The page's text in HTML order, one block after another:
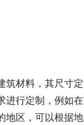
筑材料，其尺寸
进行定制，例如
地区，可以根据